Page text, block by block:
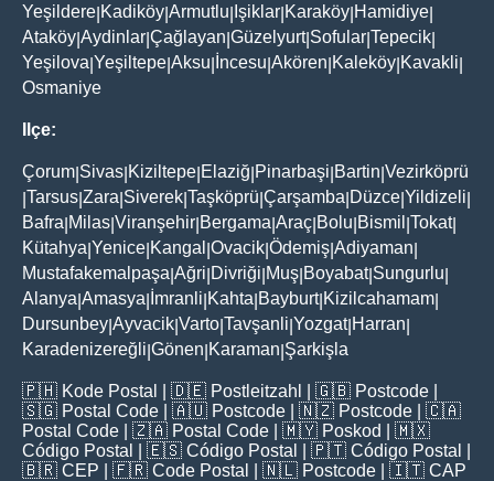
Yeşildere Kadiköy Armutlu Işiklar Karaköy Hamidiye
Ataköy Aydinlar Çağlayan Güzelyurt| Sofular Tepecik
Yeşilova Yeşiltepe Aksu İncesu Akören Kaleköy Kavakli
Osmaniye
Ilçe:
Çorum Sivas Kiziltepe Elaziğ Pinarbaşi Bartin Vezirköprü
Tarsus Zara Siverek Taşköprü Çarşamba Düzce Yildizeli
Bafra Milas Viranşehir Bergama Araç Bolu Bismil Tokat|
Kütahya Yenice Kangal Ovacik Ödemiş Adiyaman
Mustafakemalpaşa Ağri Divriği Muş Boyabat| Sungurlu
Alanya Amasya İmranli Kahta Bayburt| Kizilcahamam
Dursunbey Ayvacik Varto Tavşanli Yozgat| Harran
Karadenizereğli Gönen Karaman Şarkişla
🇵🇭 Kode Postal | 🇩🇪 Postleitzahl | 🇬🇧 Postcode
🇸🇬 Postal Code | 🇦🇺 Postcode | 🇳🇿 Postcode | 🇨🇦
Postal Code | 🇿🇦 Postal Code | 🇲🇾 Poskod
| 🇲🇽
Código Postal
| 🇪🇸 Código Postal | 🇵🇹 Código Postal
🇧🇷 CEP | 🇫🇷 Code Postal | 🇳🇱 Postcode | 🇮🇹 CAP